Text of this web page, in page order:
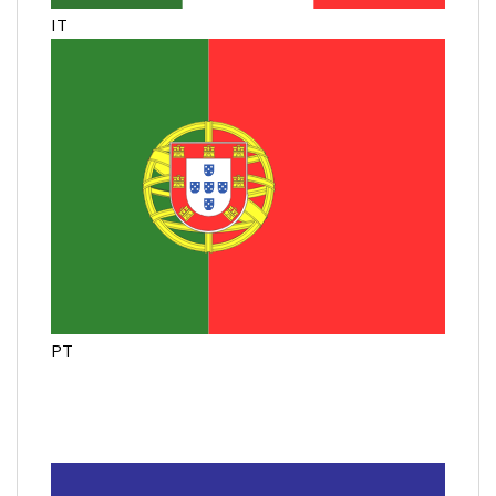
IT
PT